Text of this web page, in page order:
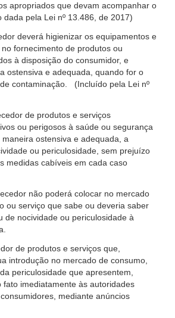
apropriados que devam acompanhar o
pela Lei nº 13.486, de 2017)
deverá higienizar os equipamentos e
fornecimento de produtos ou
à disposição do consumidor, e
ostensiva e adequada, quando for o
contaminação. (Incluído pela Lei nº
de produtos e serviços
ou perigosos à saúde ou segurança
ostensiva e adequada, a
ou periculosidade, sem prejuízo
medidas cabíveis em cada caso
não poderá colocar no mercado
ou serviço que sabe ou deveria saber
de nocividade ou periculosidade à
de produtos e serviços que,
introdução no mercado de consumo,
periculosidade que apresentem,
fato imediatamente às autoridades
mediante anúncios